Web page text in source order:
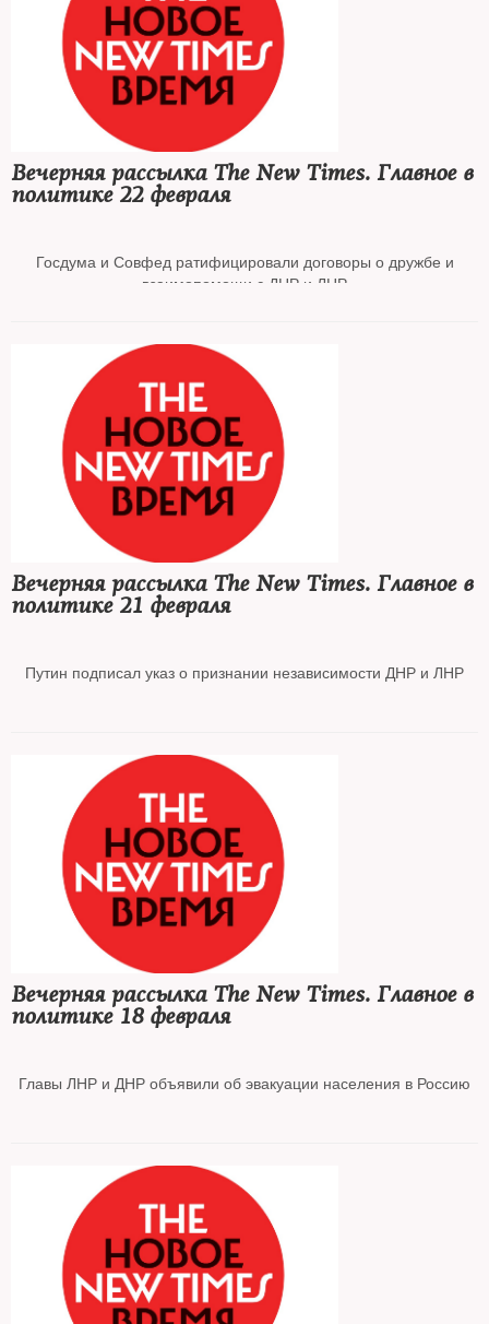
Великобритания ввела санкции против ВТБ, «Аэрофлота» и
«Ростеха»
Российская интеллигенция потребовала немедленно
остановить войну
Вечерняя рассылка The New Times. Главное в
политике 22 февраля
Госдума и Совфед ратифицировали договоры о дружбе и
взаимопомощи с ДНР и ЛНР
Кремль заявил о признании ЛНР и ДНР в провозглашенных
границах
Шольц объявил о приостановке сертификации «Северного
потока – 2»
Джонсон объявил о введении санкций против Тимченко и
Ротенбергов
заседания
Вечерняя рассылка The New Times. Главное в
политике 21 февраля
Путин подписал указ о признании независимости ДНР и ЛНР
по Украине
Посольство США предупредило американцев об угрозе атак в
метро и ТЦ в России
ЕС и США пригрозили отрезать РФ от международных
финансовых институтов
Вечерняя рассылка The New Times. Главное в
политике 18 февраля
Главы ЛНР и ДНР объявили об эвакуации населения в Россию
Лавров предложил США вести диалог по понятиям
Ни одна китайская НКО в РФ не получила статус «иноагента»